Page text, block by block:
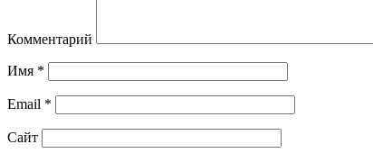
Комментарий
Имя *
Email *
Сайт